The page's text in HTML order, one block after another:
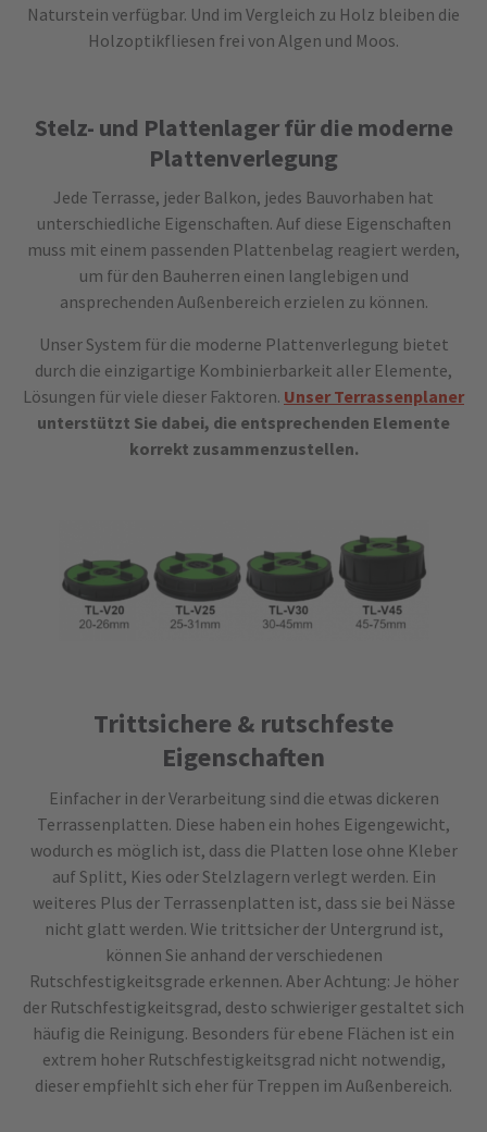
Naturstein verfügbar. Und im Vergleich zu Holz bleiben die
Holzoptikfliesen frei von Algen und Moos.
Stelz- und Plattenlager für die moderne
Plattenverlegung
Jede Terrasse, jeder Balkon, jedes Bauvorhaben hat
unterschiedliche Eigenschaften. Auf diese Eigenschaften
muss mit einem passenden Plattenbelag reagiert werden,
um für den Bauherren einen langlebigen und
ansprechenden Außenbereich erzielen zu können.
Unser System für die moderne Plattenverlegung bietet
durch die einzigartige Kombinierbarkeit aller Elemente,
Lösungen für viele dieser Faktoren. Unser Terrassenplaner
unterstützt Sie dabei, die entsprechenden Elemente
korrekt zusammenzustellen.
Trittsichere & rutschfeste
Eigenschaften
Einfacher in der Verarbeitung sind die etwas dickeren
Terrassenplatten. Diese haben ein hohes Eigengewicht,
wodurch es möglich ist, dass die Platten lose ohne Kleber
auf Splitt, Kies oder Stelzlagern verlegt werden. Ein
weiteres Plus der Terrassenplatten ist, dass sie bei Nässe
nicht glatt werden. Wie trittsicher der Untergrund ist,
können Sie anhand der verschiedenen
Rutschfestigkeitsgrade erkennen. Aber Achtung: Je höher
der Rutschfestigkeitsgrad, desto schwieriger gestaltet sich
häufig die Reinigung. Besonders für ebene Flächen ist ein
extrem hoher Rutschfestigkeitsgrad nicht notwendig,
dieser empfiehlt sich eher für Treppen im Außenbereich.